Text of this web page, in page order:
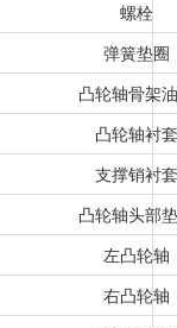
螺栓
弹簧垫圈
凸轮轴骨架
凸轮轴衬套
支撑销衬套
凸轮轴头部
左凸轮轴
右凸轮轴